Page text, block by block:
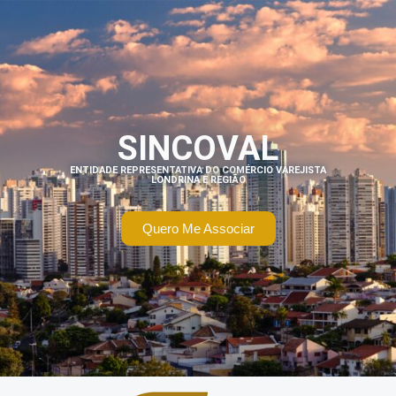
SINCOVAL
ENTIDADE REPRESENTATIVA DO COMÉRCIO VAREJISTA
LONDRINA E REGIÃO
Quero Me Associar